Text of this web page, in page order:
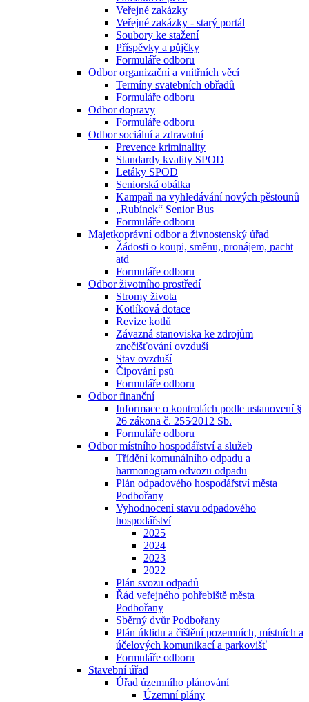
Veřejné zakázky
Veřejné zakázky - starý portál
Soubory ke stažení
Příspěvky a půjčky
Formuláře odboru
Odbor organizační a vnitřních věcí
Termíny svatebních obřadů
Formuláře odboru
Odbor dopravy
Formuláře odboru
Odbor sociální a zdravotní
Prevence kriminality
Standardy kvality SPOD
Letáky SPOD
Seniorská obálka
Kampaň na vyhledávání nových pěstounů
„Rubínek“ Senior Bus
Formuláře odboru
Majetkoprávní odbor a živnostenský úřad
Žádosti o koupi, směnu, pronájem, pacht
atd
Formuláře odboru
Odbor životního prostředí
Stromy života
Kotlíková dotace
Revize kotlů
Závazná stanoviska ke zdrojům
znečišťování ovzduší
Stav ovzduší
Čipování psů
Formuláře odboru
Odbor finanční
Informace o kontrolách podle ustanovení §
26 zákona č. 255⁄2012 Sb.
Formuláře odboru
Odbor místního hospodářství a služeb
Třídění komunálního odpadu a
harmonogram odvozu odpadu
Plán odpadového hospodářství města
Podbořany
Vyhodnocení stavu odpadového
hospodářství
2025
2024
2023
2022
Plán svozu odpadů
Řád veřejného pohřebiště města
Podbořany
Sběrný dvůr Podbořany
Plán úklidu a čištění pozemních, místních a
účelových komunikací a parkovišť
Formuláře odboru
Stavební úřad
Úřad územního plánování
Územní plány